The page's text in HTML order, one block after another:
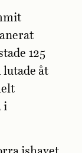
125
lutade åt
i